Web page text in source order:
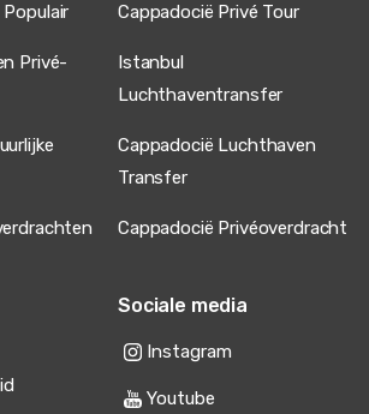
Cappadocië – Privé Transferdienst
soepel, auto schoon, chauffeur
Cappadocië Privé Tour
Privé-
Istanbul
Luchthaventransfer
Cappadocië Luchthaven
Transfer
Cappadocië Privéoverdracht
Sociale media
Instagram
Youtube